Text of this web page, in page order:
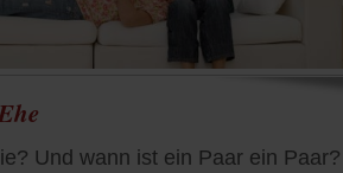
Und wann ist ein Paar ein Paar?